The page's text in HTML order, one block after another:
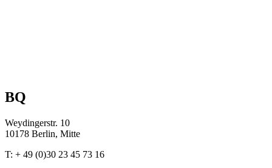
BQ
Weydingerstr. 10
10178 Berlin, Mitte
T: + 49 (0)30 23 45 73 16